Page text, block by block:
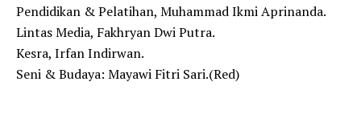
Pendidikan & Pelatihan, Muhammad Ikmi Aprinanda.
Lintas Media, Fakhryan Dwi Putra.
Kesra, Irfan Indirwan.
Seni & Budaya: Mayawi Fitri Sari.(Red)